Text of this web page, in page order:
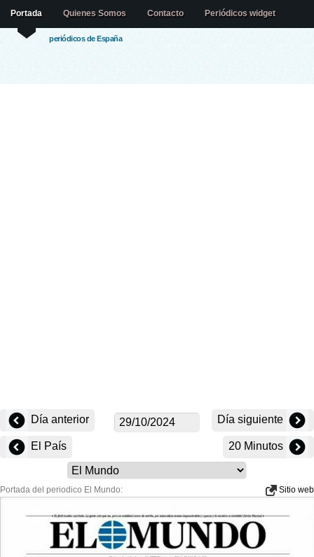
periódicos de España
Portada Quienes Somos Contacto Periódicos widget
Día anterior Día siguiente
El País 20 Minutos
Portada del periodico El Mundo: Sitio web